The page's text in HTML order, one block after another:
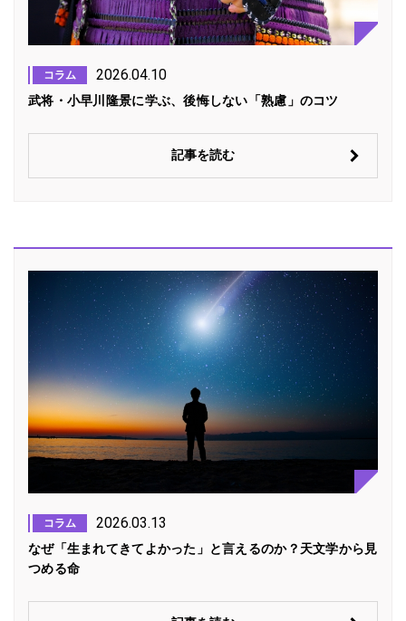
コラム 2026.04.10
武将・小早川隆景に学ぶ、後悔しない「熟慮」のコツ
記事を読む
コラム 2026.03.13
なぜ「生まれてきてよかった」と言えるのか？天文学から見
つめる命